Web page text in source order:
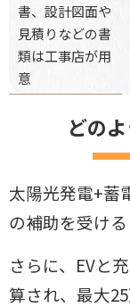
書、設計図面や
見積りなどの書
類は工事店が用
意
どの
太陽光発電+蓄
の補助を受ける
さらに、EVと
算され、最大